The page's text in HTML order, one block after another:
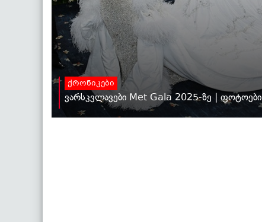
ქრონიკები
ვარსკვლავები Met Gala 2025-ზე | ფოტოები